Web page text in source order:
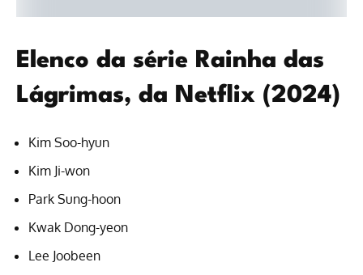
Elenco da série Rainha das
Lágrimas, da Netflix (2024)
Kim Soo-hyun
Kim Ji-won
Park Sung-hoon
Kwak Dong-yeon
Lee Joobeen